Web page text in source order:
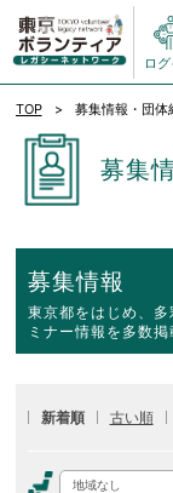
ロ
TOP 募集情報・団体
募集
募集情報
東京都をはじめ、
ミナー情報を多数掲
新着順 古い順
地域なし